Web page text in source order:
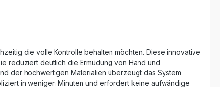
die volle Kontrolle behalten möchten. Diese innovative
reduziert deutlich die Ermüdung von Hand und
der hochwertigen Materialien überzeugt das System
in wenigen Minuten und erfordert keine aufwändige